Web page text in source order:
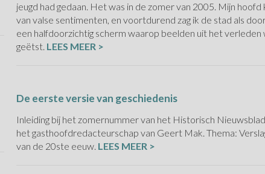
jeugd had gedaan. Het was in de zomer van 2005. Mijn
van valse sentimenten, en voortdurend zag ik de stad als
een halfdoorzichtig scherm waarop beelden uit het verleden
geëtst. LEES MEER >
De eerste versie van geschiedenis
Inleiding bij het zomernummer van het Historisch
het gasthoofdredacteurschap van Geert Mak. Thema:
van de 20ste eeuw. LEES MEER >